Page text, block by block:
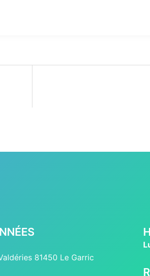
81450 Le Garric